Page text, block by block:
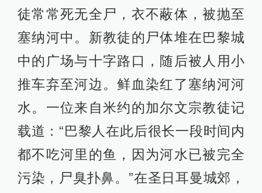
徒常常死无全尸，衣不蔽体，被抛至
塞纳河中。新教徒的尸体堆在巴黎城
中的广场与十字路口，随后被人用小
推车弃至河边。鲜血染红了塞纳河河
水。一位来自米约的加尔文宗教徒记
载道：“巴黎人在此后很长一段时间内
都不吃河里的鱼，因为河水已被完全
污染，尸臭扑鼻。”在圣日耳曼城郊，